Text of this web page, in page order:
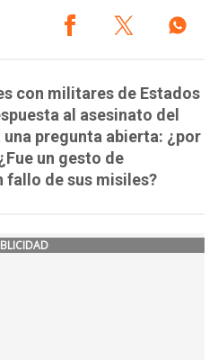
con militares de Estados
al asesinato del
pregunta abierta: ¿por
un gesto de
fallo de sus misiles?